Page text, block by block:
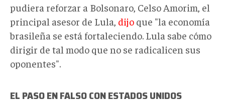
pudiera reforzar a Bolsonaro, Celso Amorim, el
principal asesor de Lula, dijo que "la economía
brasileña se está fortaleciendo. Lula sabe cómo
dirigir de tal modo que no se radicalicen sus
oponentes".
EL PASO EN FALSO CON ESTADOS UNIDOS